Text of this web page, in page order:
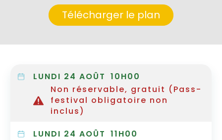
Télécharger le plan
LUNDI 24 AOÛT 10H00
Non réservable, gratuit (Pass-
festival obligatoire non
inclus)
LUNDI 24 AOÛT 11H00